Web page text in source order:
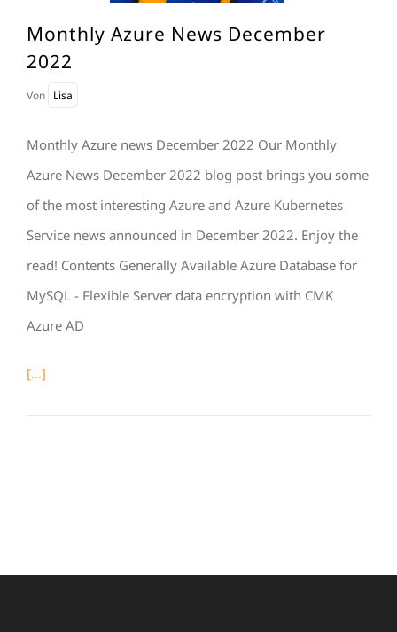
Monthly Azure News December
2022
Von Lisa
Monthly Azure news December 2022 Our Monthly
Azure News December 2022 blog post brings you some
of the most interesting Azure and Azure Kubernetes
Service news announced in December 2022. Enjoy the
read! Contents Generally Available Azure Database for
MySQL - Flexible Server data encryption with CMK
Azure AD
[...]